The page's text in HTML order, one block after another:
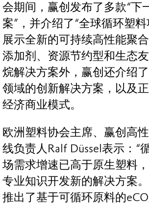
会期间，赢创发布了多款“下
案”，并介绍了“全球循环塑
展示全新的可持续高性能聚
添加剂、资源节约型和生态
烷解决方案外，赢创还介绍
领域的创新解决方案，以及
经济商业模式。
欧洲塑料协会主席、赢创高
线负责人Ralf Düssel表示：“
场需求增速已高于原生塑料
专业知识开发新的解决方案
推出了基于可循环原料的